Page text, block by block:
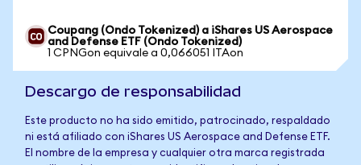
Coupang (Ondo Tokenized) a iShares US Aerospace
and Defense ETF (Ondo Tokenized)
1 CPNGon equivale a 0,066051 ITAon
Descargo de responsabilidad
Este producto no ha sido emitido, patrocinado, respaldado
ni está afiliado con iShares US Aerospace and Defense ETF.
El nombre de la empresa y cualquier otra marca registrada